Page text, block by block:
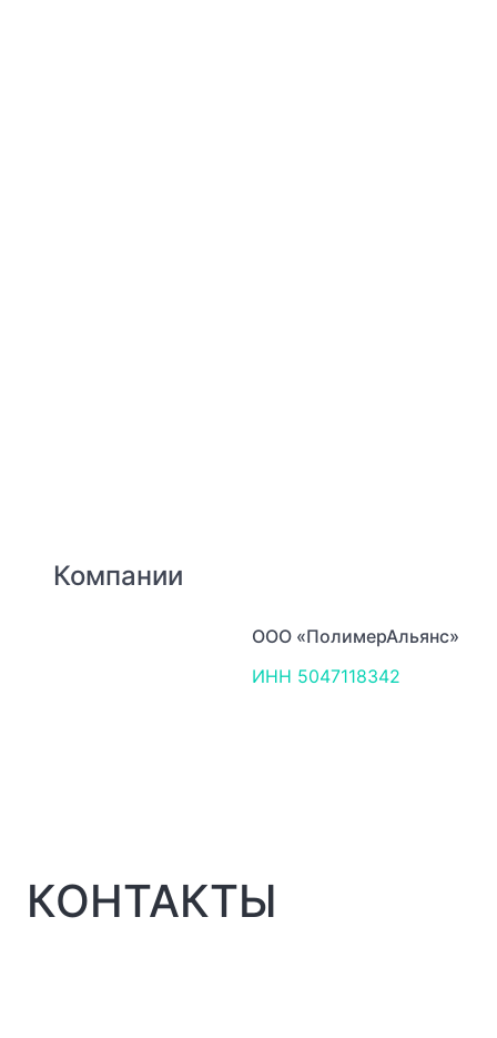
Компании
ООО «ПолимерАльянс»
ИНН 5047118342
КОНТАКТЫ